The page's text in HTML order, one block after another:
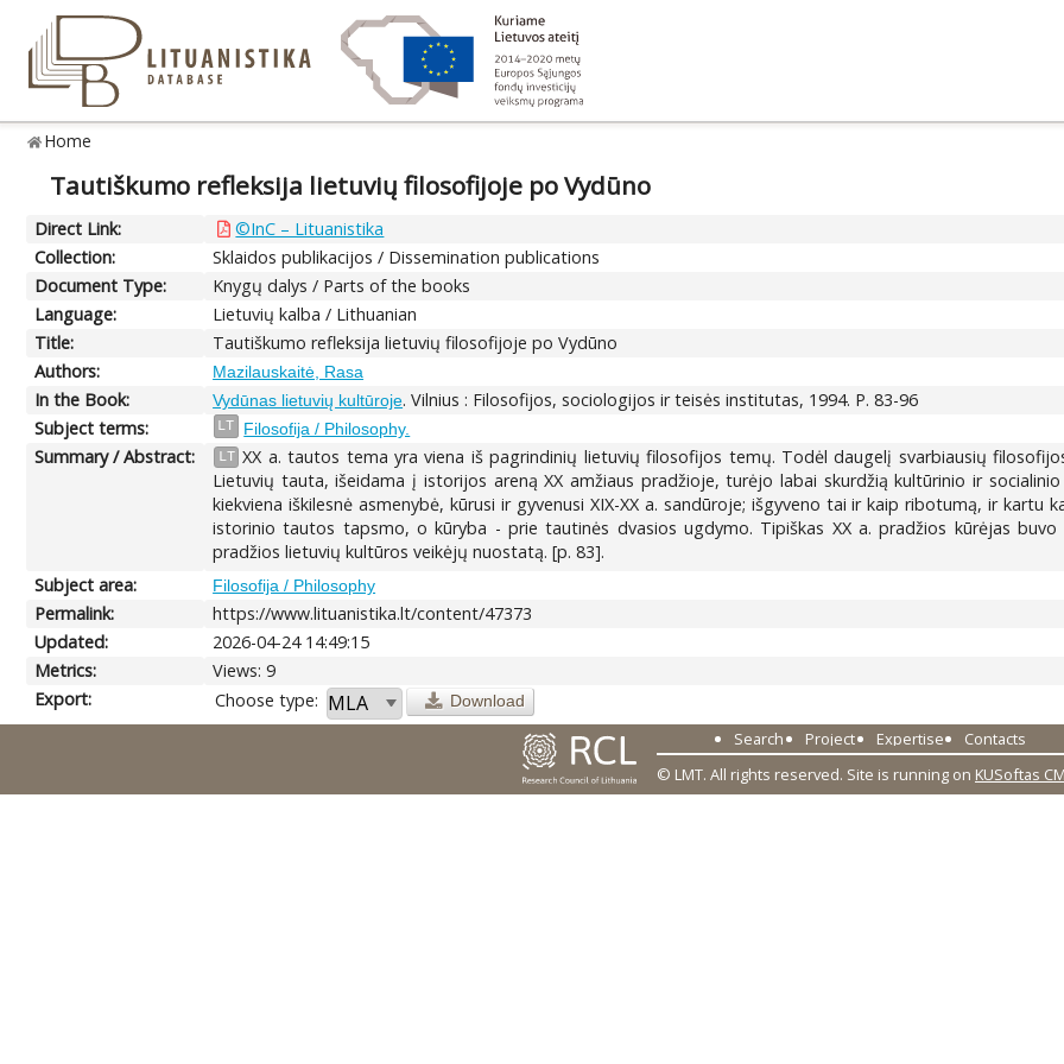
Home
Tautiškumo refleksija lietuvių filosofijoje po Vydūno
Direct Link:
©InC – Lituanistika
Collection:
Sklaidos publikacijos / Dissemination publications
Document Type:
Knygų dalys / Parts of the books
Language:
Lietuvių kalba / Lithuanian
Title:
Tautiškumo refleksija lietuvių filosofijoje po Vydūno
Authors:
Mazilauskaitė, Rasa
In the Book: Vydūnas lietuvių kultūroje. Vilnius : Filosofijos, sociologijos ir teisės institutas, 1994. P. 83-96
Subject terms:
LT Filosofija / Philosophy.
Summary / Abstract: LT XX a. tautos tema yra viena iš pagrindinių lietuvių filosofijos temų. Todėl daugelį svarbiausių
Lietuvių tauta, išeidama į istorijos areną XX amžiaus pradžioje, turėjo labai skurdžią kultūrinio ir
kiekviena iškilesnė asmenybė, kūrusi ir gyvenusi XIX-XX a. sandūroje; išgyveno tai ir kaip ribotumą, ir
istorinio tautos tapsmo, o kūryba - prie tautinės dvasios ugdymo. Tipiškas XX a. pradžios kūrėjas
pradžios lietuvių kultūros veikėjų nuostatą. [p. 83].
Subject area:
Filosofija / Philosophy
Permalink:
https://www.lituanistika.lt/content/47373
Updated:
2026-04-24 14:49:15
Metrics:
Views: 9
Export:
Choose type: Download
Search Project Expertise
Contacts
© LMT. All rights reserved. Site is running on KUSoftas